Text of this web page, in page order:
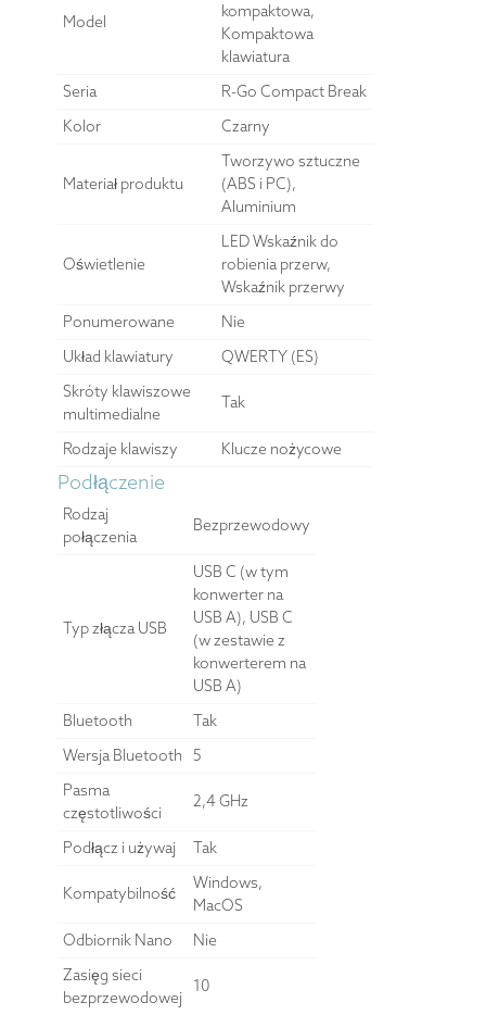
Model
kompaktowa,
Kompaktowa
klawiatura
Seria
R-Go Compact Break
Kolor
Czarny
Materiał produktu
Tworzywo sztuczne
(ABS i PC),
Aluminium
Oświetlenie
LED Wskaźnik do
robienia przerw,
Wskaźnik przerwy
Ponumerowane
Nie
Układ klawiatury
QWERTY (ES)
Skróty klawiszowe
multimedialne
Tak
Rodzaje klawiszy Klucze nożycowe
Podłączenie
Rodzaj
połączenia
Bezprzewodowy
Typ złącza USB
USB C (w tym
konwerter na
USB A), USB C
(w zestawie z
konwerterem na
USB A)
Bluetooth
Tak
Wersja Bluetooth
5
Pasma
częstotliwości
2,4 GHz
Podłącz i używaj Tak
Kompatybilność
Windows,
MacOS
Odbiornik Nano
Nie
Zasięg sieci
bezprzewodowej
10